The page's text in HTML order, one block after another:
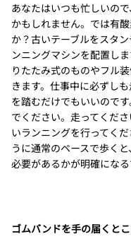
あなたはいつも忙しいの
かもしれません。では有
か？古いテーブルをスタ
ンニングマシンを配置し
りたたみ式のものやフル
きます。仕事中に必ずし
を踏むだけでもいいので
でください。走ってくだ
いランニングを行ってく
うに通常のペースで歩く
必要があるかが明確になる
ゴムバンドを手の届くと